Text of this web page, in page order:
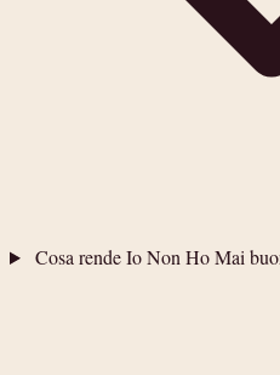
Cosa rende Io Non Ho Mai